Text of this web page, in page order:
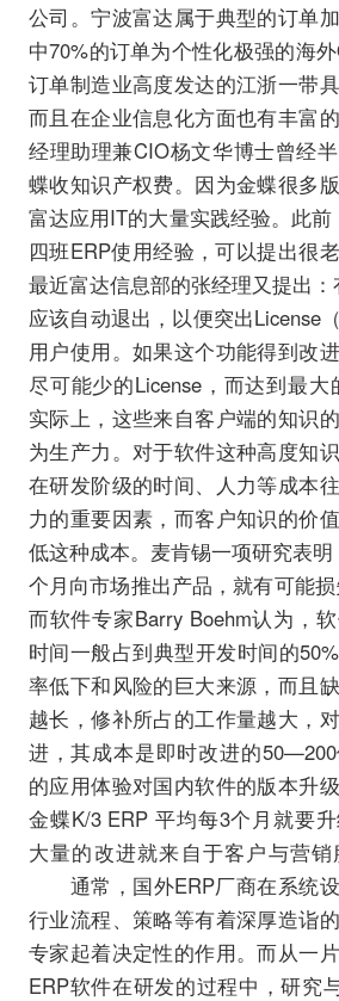
公司。宁波富达属于典型的订单
中70%的订单为个性化极强的海
订单制造业高度发达的江浙一带
而且在企业信息化方面也有丰富
经理助理兼CIO杨文华博士曾经
蝶收知识产权费。因为金蝶很多
富达应用IT的大量实践经验。此
四班ERP使用经验，可以提出很
最近富达信息部的张经理又提出
应该自动退出，以便突出License
用户使用。如果这个功能得到改
尽可能少的License，而达到
实际上，这些来自客户端的知识
为生产力。对于软件这种高度知
在研发阶级的时间、人力等成本
力的重要因素，而客户知识的价
低这种成本。麦肯锡一项研究表
个月向市场推出产品，就有可能损
而软件专家Barry Boehm认为，
时间一般占到典型开发时间的
率低下和风险的巨大来源，而且
越长，修补所占的工作量越大，
进，其成本是即时改进的
的应用体验对国内软件的版本升
金蝶K/3 ERP 平均每3个月就要
大量的改进就来自于客户与营销
通常，国外ERP厂商在系统
行业流程、策略等有着深厚造诣
专家起着决定性的作用。而从一
ERP软件在研发的过程中，研究